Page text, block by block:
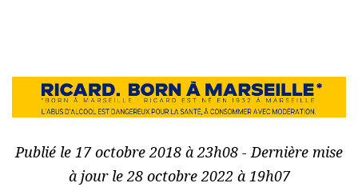
Publié le 17 octobre 2018 à 23h08 - Dernière mise
à jour le 28 octobre 2022 à 19h07